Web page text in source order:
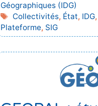
Géographiques (IDG)
Étiquettes
Collectivités, État, IDG,
Plateforme, SIG